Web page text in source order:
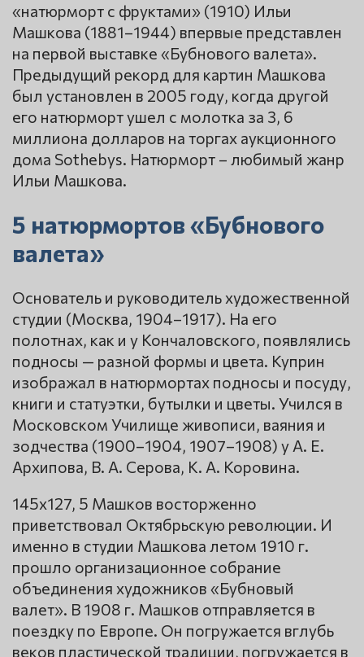
«натюрморт с фруктами» (1910) Ильи
Машкова (1881–1944) впервые представлен
на первой выставке «Бубнового валета».
Предыдущий рекорд для картин Машкова
был установлен в 2005 году, когда другой
его натюрморт ушел с молотка за 3, 6
миллиона долларов на торгах аукционного
дома Sothebys. Натюрморт – любимый жанр
Ильи Машкова.
5 натюрмортов «Бубнового
валета»
Основатель и руководитель художественной
студии (Москва, 1904–1917). На его
полотнах, как и у Кончаловского, появлялись
подносы — разной формы и цвета. Куприн
изображал в натюрмортах подносы и посуду,
книги и статуэтки, бутылки и цветы. Учился в
Московском Училище живописи, ваяния и
зодчества (1900–1904, 1907–1908) у А. Е.
Архипова, В. А. Серова, К. А. Коровина.
145х127, 5 Машков восторженно
приветствовал Октябрьскую революции. И
именно в студии Машкова летом 1910 г.
прошло организационное собрание
объединения художников «Бубновый
валет». В 1908 г. Машков отправляется в
поездку по Европе. Он погружается вглубь
веков пластической традиции, погружается в